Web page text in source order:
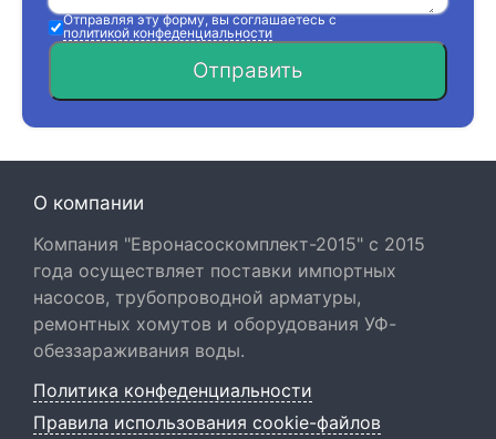
Отправляя эту форму, вы соглашаетесь с
политикой конфеденциальности
Отправить
О компании
Компания "Евронасоскомплект-2015" с 2015
года осуществляет поставки импортных
насосов, трубопроводной арматуры,
ремонтных хомутов и оборудования УФ-
обеззараживания воды.
Политика конфеденциальности
Правила использования cookie-файлов